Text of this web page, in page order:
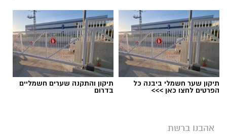
תיקון שער חשמלי ביבנה כל
הפרטים לחצו כאן >>>
תיקון והתקנה שערים חשמליים
בדרום
אהבנו ברשת